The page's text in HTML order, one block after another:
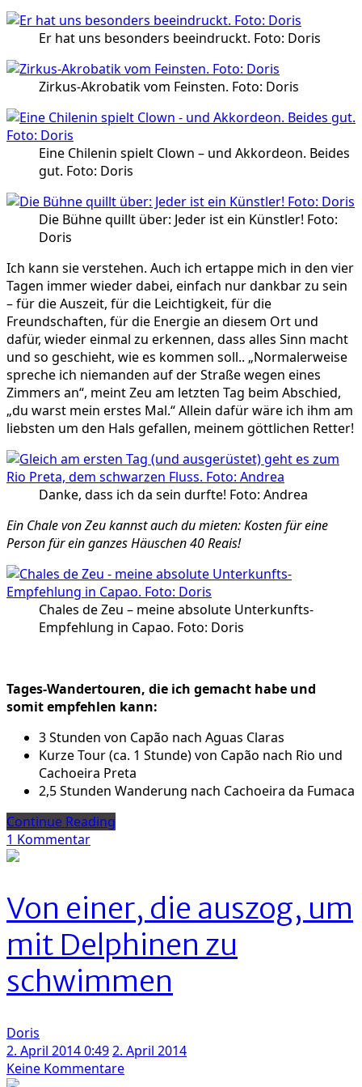
Er hat uns besonders beeindruckt. Foto: Doris
Zirkus-Akrobatik vom Feinsten. Foto: Doris
Eine Chilenin spielt Clown – und Akkordeon. Beides
gut. Foto: Doris
Die Bühne quillt über: Jeder ist ein Künstler! Foto:
Doris
Ich kann sie verstehen. Auch ich ertappe mich in den vier
Tagen immer wieder dabei, einfach nur dankbar zu sein
– für die Auszeit, für die Leichtigkeit, für die
Freundschaften, für die Energie an diesem Ort und
dafür, wieder einmal zu erkennen, dass alles Sinn macht
und so geschieht, wie es kommen soll.. „Normalerweise
spreche ich niemanden auf der Straße wegen eines
Zimmers an“, meint Zeu am letzten Tag beim Abschied,
„du warst mein erstes Mal.“ Allein dafür wäre ich ihm am
liebsten um den Hals gefallen, meinem göttlichen Retter!
Danke, dass ich da sein durfte! Foto: Andrea
Ein Chale von Zeu kannst auch du mieten: Kosten für eine
Person für ein ganzes Häuschen 40 Reais!
Chales de Zeu – meine absolute Unterkunfts-
Empfehlung in Capao. Foto: Doris
Tages-Wandertouren, die ich gemacht habe und
somit empfehlen kann:
3 Stunden von Capão nach Aguas Claras
Kurze Tour (ca. 1 Stunde) von Capão nach Rio und
Cachoeira Preta
2,5 Stunden Wanderung nach Cachoeira da Fumaca
Continue Reading
1 Kommentarzu
Auszeit
mit
Zeus,
Zirkus
und
einem
zuhause
Von einer, die auszog, um
mit Delphinen zu
schwimmen
Doris
2. April 2014 0:492. April 2014
Keine Kommentarezu